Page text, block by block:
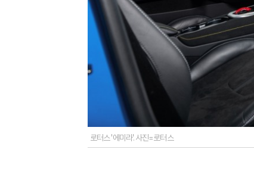
로터스 '에미라'. 사진=로터스